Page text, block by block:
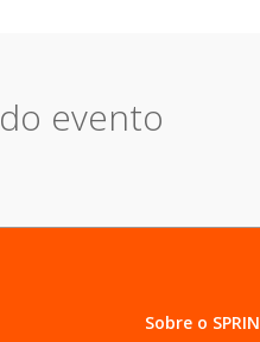
do evento
Sobre o